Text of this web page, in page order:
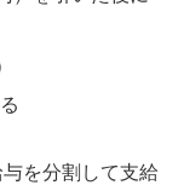
を分割して支給